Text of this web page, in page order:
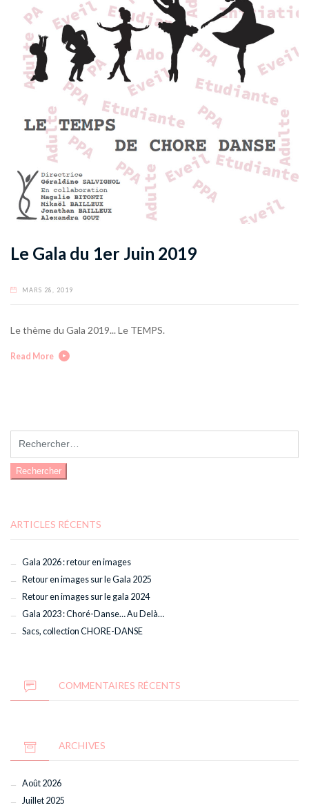
Le Gala du 1er Juin 2019
MARS 28, 2019
Le thème du Gala 2019... Le TEMPS.
Read More
ARTICLES RÉCENTS
Gala 2026 : retour en images
Retour en images sur le Gala 2025
Retour en images sur le gala 2024
Gala 2023 : Choré-Danse… Au Delà…
Sacs, collection CHORE-DANSE
COMMENTAIRES RÉCENTS
ARCHIVES
Août 2026
Juillet 2025